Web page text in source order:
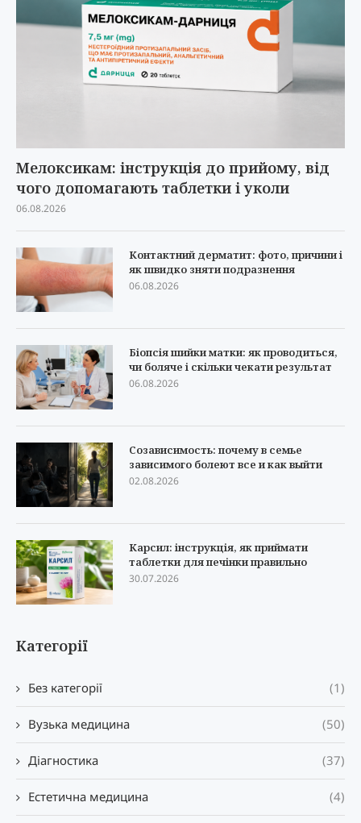
Мелоксикам: інструкція до прийому, від
чого допомагають таблетки і уколи
06.08.2026
Контактний дерматит: фото, причини і
як швидко зняти подразнення
06.08.2026
Біопсія шийки матки: як проводиться,
чи боляче і скільки чекати результат
06.08.2026
Созависимость: почему в семье
зависимого болеют все и как выйти
02.08.2026
Карсил: інструкція, як приймати
таблетки для печінки правильно
30.07.2026
Категорії
Без категорії (1)
Вузька медицина (50)
Діагностика (37)
Естетична медицина (4)